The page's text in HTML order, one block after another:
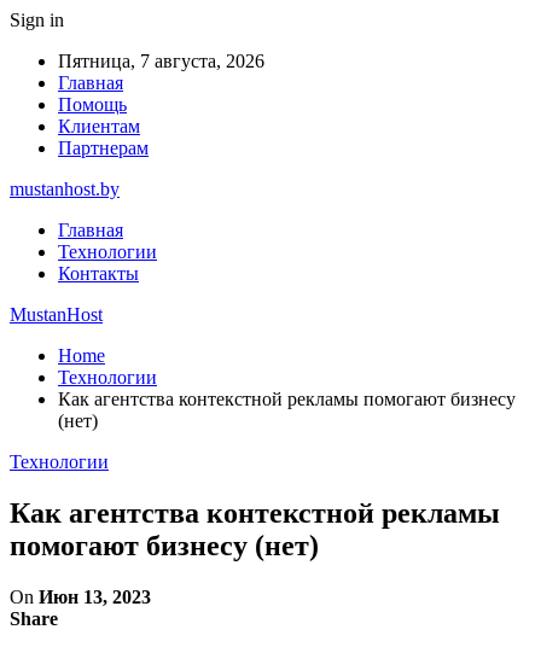
Sign in
Пятница, 7 августа, 2026
Главная
Помощь
Клиентам
Партнерам
mustanhost.by
Главная
Технологии
Контакты
MustanHost
Home
Технологии
Как агентства контекстной рекламы помогают бизнесу
(нет)
Технологии
Как агентства контекстной рекламы
помогают бизнесу (нет)
On Июн 13, 2023
Share